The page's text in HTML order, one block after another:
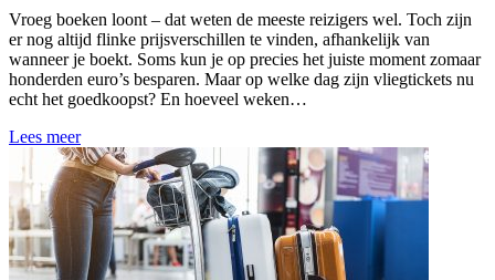
Vroeg boeken loont – dat weten de meeste reizigers wel. Toch zijn
er nog altijd flinke prijsverschillen te vinden, afhankelijk van
wanneer je boekt. Soms kun je op precies het juiste moment zomaar
honderden euro’s besparen. Maar op welke dag zijn vliegtickets nu
echt het goedkoopst? En hoeveel weken…
Lees meer